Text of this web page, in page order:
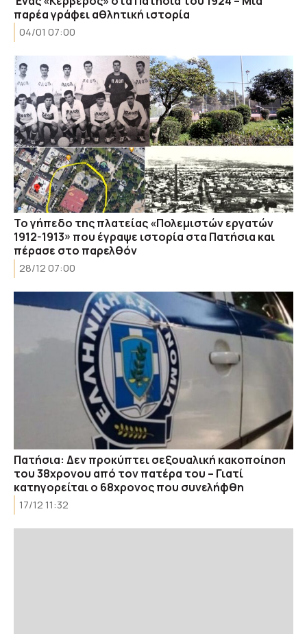
παρέα γράφει αθλητική ιστορία
04/01 07:00
To γήπεδο της πλατείας «Πολεμιστών εργατών
1912-1913» που έγραψε ιστορία στα Πατήσια και
πέρασε στο παρελθόν
28/12 07:00
Πατήσια: Δεν προκύπτει σεξουαλική κακοποίηση
του 38χρονου από τον πατέρα του – Γιατί
κατηγορείται ο 68χρονος που συνελήφθη
17/12 11:32